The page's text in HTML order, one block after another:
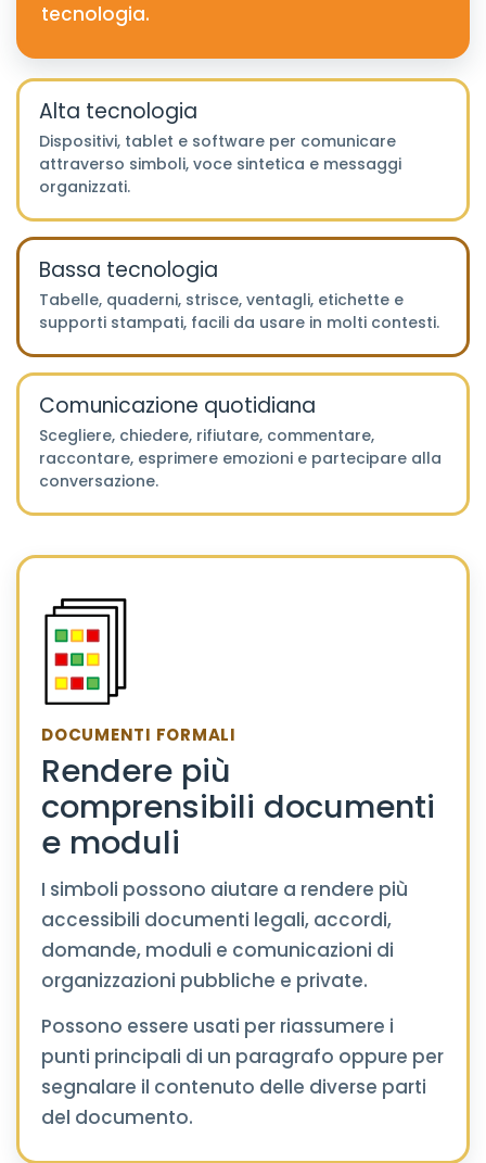
tecnologia.
Alta tecnologia
Dispositivi, tablet e software per comunicare
attraverso simboli, voce sintetica e messaggi
organizzati.
Bassa tecnologia
Tabelle, quaderni, strisce, ventagli, etichette e
supporti stampati, facili da usare in molti contesti.
Comunicazione quotidiana
Scegliere, chiedere, rifiutare, commentare,
raccontare, esprimere emozioni e partecipare alla
conversazione.
DOCUMENTI FORMALI
Rendere più
comprensibili documenti
e moduli
I simboli possono aiutare a rendere più
accessibili documenti legali, accordi,
domande, moduli e comunicazioni di
organizzazioni pubbliche e private.
Possono essere usati per riassumere i
punti principali di un paragrafo oppure per
segnalare il contenuto delle diverse parti
del documento.